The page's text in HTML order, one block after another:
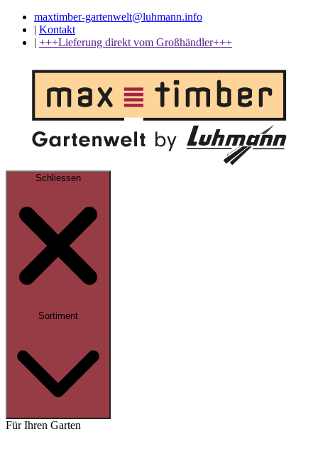
maxtimber-gartenwelt@luhmann.info
| Kontakt
| +++Lieferung direkt vom Großhändler+++
Schliessen
Sortiment
Für Ihren Garten